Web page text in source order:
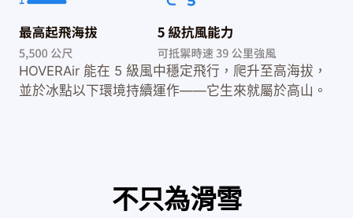
HOVERAir 能在 5 級風中穩定飛行，爬升至高海拔，
並於冰點以下環境持續運作——它生來就屬於高山。
不只為滑雪